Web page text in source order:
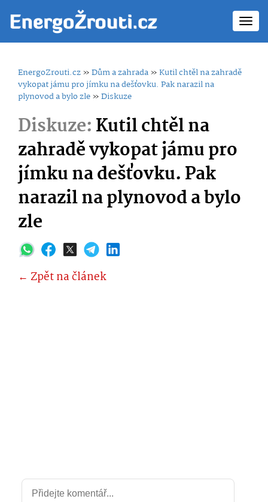
EnergoZrouti.cz»Dům a zahrada»Kutil chtěl na zahradě
vykopat jámu pro jímku na dešťovku. Pak narazil na
plynovod a bylo zle»Diskuze
Diskuze:Kutil chtěl na
zahradě vykopat jámu pro
jímku na dešťovku. Pak
narazil na plynovod a bylo
zle
← Zpět na článek